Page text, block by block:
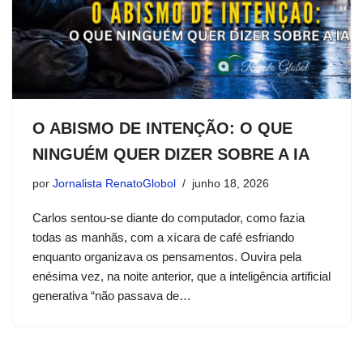
O ABISMO DE INTENÇÃO: O QUE
NINGUÉM QUER DIZER SOBRE A IA
por Jornalista RenatoGlobol junho 18, 2026
Carlos sentou-se diante do computador, como fazia
todas as manhãs, com a xícara de café esfriando
enquanto organizava os pensamentos. Ouvira pela
enésima vez, na noite anterior, que a inteligência artificial
generativa “não passava de…